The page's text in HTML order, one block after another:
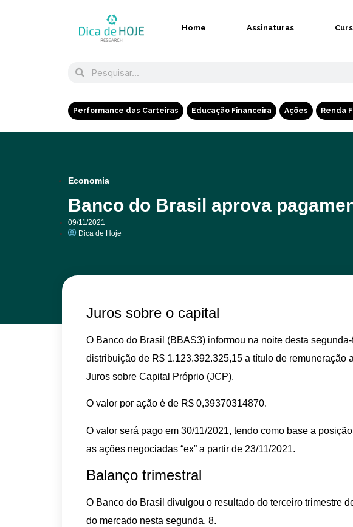
Home Assinaturas
Performance das Carteiras Educação Financeira Ações Renda
Economia
Banco do Brasil aprova
09/11/2021
Dica de Hoje
Juros sobre o capital
O Banco do Brasil (BBAS3) informou na noite desta
distribuição de R$ 1.123.392.325,15 a título de remuneração
Juros sobre Capital Próprio (JCP).
O valor por ação é de R$ 0,39370314870.
O valor será pago em 30/11/2021, tendo como base a
as ações negociadas “ex” a partir de 23/11/2021.
Balanço trimestral
O Banco do Brasil divulgou o resultado do terceiro trimestre
do mercado nesta segunda, 8.